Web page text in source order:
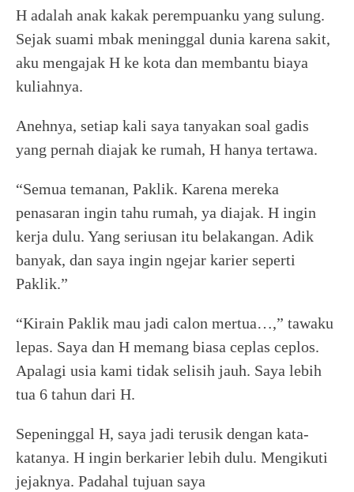
H adalah anak kakak perempuanku yang sulung.
Sejak suami mbak meninggal dunia karena sakit,
aku mengajak H ke kota dan membantu biaya
kuliahnya.
Anehnya, setiap kali saya tanyakan soal gadis
yang pernah diajak ke rumah, H hanya tertawa.
“Semua temanan, Paklik. Karena mereka
penasaran ingin tahu rumah, ya diajak. H ingin
kerja dulu. Yang seriusan itu belakangan. Adik
banyak, dan saya ingin ngejar karier seperti
Paklik.”
“Kirain Paklik mau jadi calon mertua…,” tawaku
lepas. Saya dan H memang biasa ceplas ceplos.
Apalagi usia kami tidak selisih jauh. Saya lebih
tua 6 tahun dari H.
Sepeninggal H, saya jadi terusik dengan kata-
katanya. H ingin berkarier lebih dulu. Mengikuti
jejaknya. Padahal tujuan saya